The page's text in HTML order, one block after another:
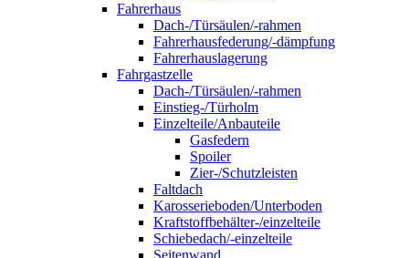
Fahrerhaus
Dach-/Türsäulen/-rahmen
Fahrerhausfederung/-dämpfung
Fahrerhauslagerung
Fahrgastzelle
Dach-/Türsäulen/-rahmen
Einstieg-/Türholm
Einzelteile/Anbauteile
Gasfedern
Spoiler
Zier-/Schutzleisten
Faltdach
Karosserieboden/Unterboden
Kraftstoffbehälter-/einzelteile
Schiebedach/-einzelteile
Seitenwand